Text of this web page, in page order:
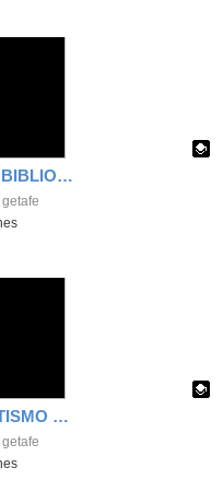
DECORACIÓN NUEVA BIBLIOTECA Y SALA DE MÚSICA
getafe
DÍA MUNDIAL DEL AUTISMO 2023 CEIP LA ALHÓNDIGA
getafe